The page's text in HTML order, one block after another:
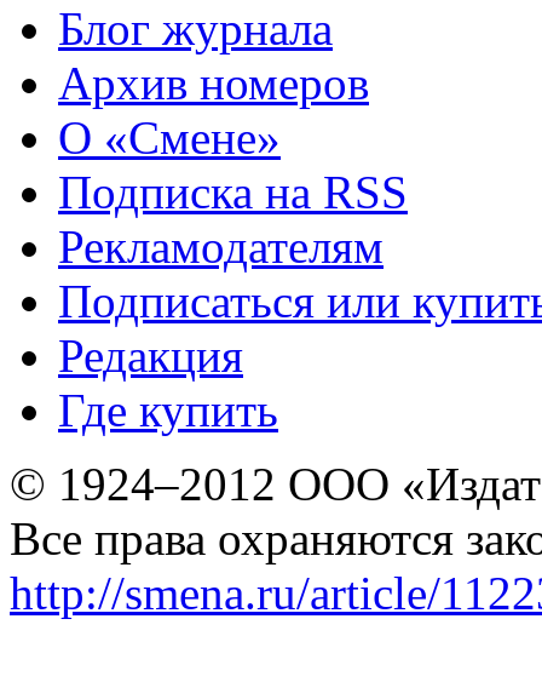
Блог журнала
Архив номеров
О «Смене»
Подписка на RSS
Рекламодателям
Подписаться или
Редакция
Где купить
© 1924–2012 ООО
Все права охраняются
http://smena.ru/article/